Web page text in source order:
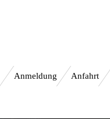
Anmeldung Anfahrt